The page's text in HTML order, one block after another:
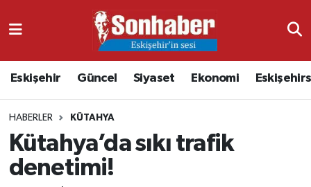
Eskişehir Güncel Siyaset Ekonomi
HABERLER KÜTAHYA
Kütahya’da sıkı trafik
denetimi!
Ekonomi
Güncel
Nöbetçi Eczaneler
Namaz Vakitleri
Trafik Durumu